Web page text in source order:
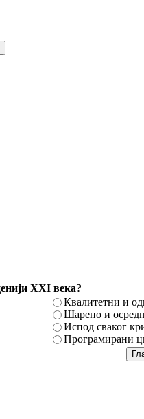
XXI века?
Квалитетни и
Шарено и
Испод сваког
Програмирани